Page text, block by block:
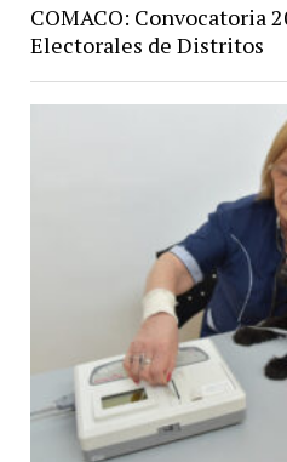
COMACO: Convocatoria
Electorales de Distritos